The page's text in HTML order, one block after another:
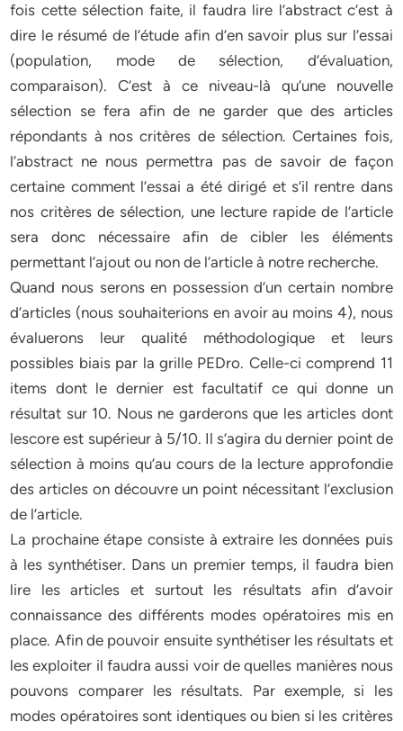
fois cette sélection faite, il faudra lire l’abstract c’est à
dire le résumé de l’étude afin d’en savoir plus sur l’essai
(population, mode de sélection, d’évaluation,
comparaison). C’est à ce niveau-là qu’une nouvelle
sélection se fera afin de ne garder que des articles
répondants à nos critères de sélection. Certaines fois,
l’abstract ne nous permettra pas de savoir de façon
certaine comment l’essai a été dirigé et s’il rentre dans
nos critères de sélection, une lecture rapide de l’article
sera donc nécessaire afin de cibler les éléments
permettant l’ajout ou non de l’article à notre recherche.
Quand nous serons en possession d’un certain nombre
d’articles (nous souhaiterions en avoir au moins 4), nous
évaluerons leur qualité méthodologique et leurs
possibles biais par la grille PEDro. Celle-ci comprend 11
items dont le dernier est facultatif ce qui donne un
résultat sur 10. Nous ne garderons que les articles dont
lescore est supérieur à 5/10. Il s’agira du dernier point de
sélection à moins qu’au cours de la lecture approfondie
des articles on découvre un point nécessitant l’exclusion
de l’article.
La prochaine étape consiste à extraire les données puis
à les synthétiser. Dans un premier temps, il faudra bien
lire les articles et surtout les résultats afin d’avoir
connaissance des différents modes opératoires mis en
place. Afin de pouvoir ensuite synthétiser les résultats et
les exploiter il faudra aussi voir de quelles manières nous
pouvons comparer les résultats. Par exemple, si les
modes opératoires sont identiques ou bien si les critères